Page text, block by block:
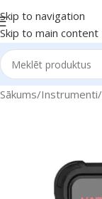
Skip to navigation
Skip to main content
Sākums/Instrumenti/